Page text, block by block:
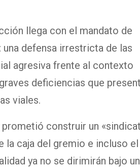
llega con el mandato de
defensa irrestricta de las
agresiva frente al contexto
deficiencias que
viales.
construir un
la caja del gremio e incluso el
ya no se dirimirán bajo un